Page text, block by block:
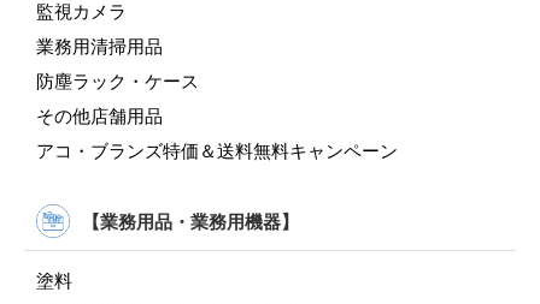
監視カメラ
業務用清掃用品
防塵ラック・ケース
その他店舗用品
アコ・ブランズ特価＆送料無料キャンペーン
【業務用品・業務用機器】
塗料